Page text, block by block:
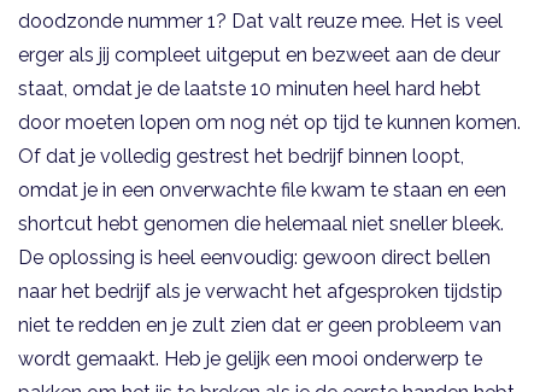
doodzonde nummer 1? Dat valt reuze mee. Het is veel
erger als jij compleet uitgeput en bezweet aan de deur
staat, omdat je de laatste 10 minuten heel hard hebt
door moeten lopen om nog nét op tijd te kunnen komen.
Of dat je volledig gestrest het bedrijf binnen loopt,
omdat je in een onverwachte file kwam te staan en een
shortcut hebt genomen die helemaal niet sneller bleek.
De oplossing is heel eenvoudig: gewoon direct bellen
naar het bedrijf als je verwacht het afgesproken tijdstip
niet te redden en je zult zien dat er geen probleem van
wordt gemaakt. Heb je gelijk een mooi onderwerp te